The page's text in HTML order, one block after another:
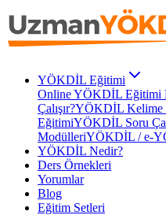
YÖKDİL Eğitimi
Online YÖKDİL Eğitimi
Çalışır?YÖKDİL Kelime
EğitimiYÖKDİL Soru
ModülleriYÖKDİL / e-
YÖKDİL Nedir?
Ders Örnekleri
Yorumlar
Blog
Eğitim Setleri